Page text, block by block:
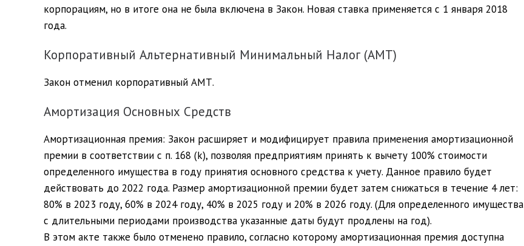
корпорациям, но в итоге она не была включена в Закон. Новая ставка применяется с 1 января 2018
года.
Корпоративный Альтернативный Минимальный Налог (AMT)
Закон отменил корпоративный АМТ.
Амортизация Основных Средств
Амортизационная премия: Закон расширяет и модифицирует правила применения амортизационной
премии в соответствии с п. 168 (k), позволяя предприятиям принять к вычету 100% стоимости
определенного имущества в году принятия основного средства к учету. Данное правило будет
действовать до 2022 года. Размер амортизационной премии будет затем снижаться в течение 4 лет:
80% в 2023 году, 60% в 2024 году, 40% в 2025 году и 20% в 2026 году. (Для определенного имущества
с длительными периодами производства указанные даты будут продлены на год).
В этом акте также было отменено правило, согласно которому амортизационная премия доступна